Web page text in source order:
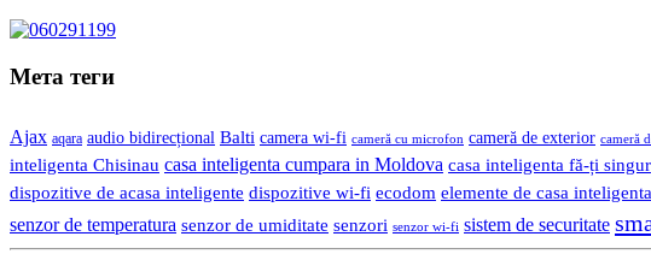
Мета теги
Ajax aqara audio bidirecțional Balti camera wi-fi cameră cu microfon cameră de exterior cameră
inteligenta Chisinau casa inteligenta cumpara in Moldova casa inteligenta fă-ți singur
dispozitive de acasa inteligente dispozitive wi-fi ecodom elemente de casa inteligenta
senzor de temperatura senzor de umiditate senzori senzor wi-fi sistem de securitate